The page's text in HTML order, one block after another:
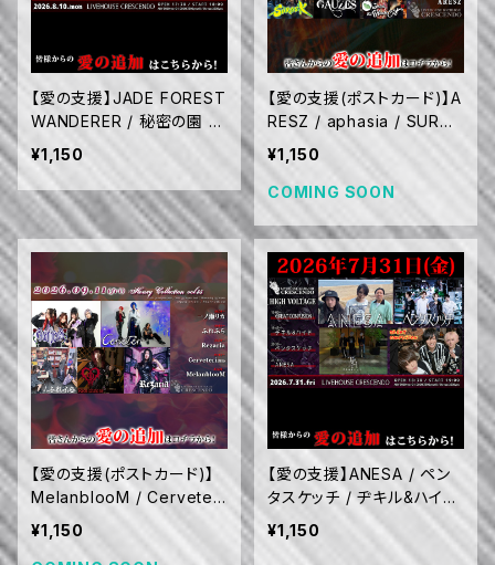
【愛の支援】JADE FOREST
WANDERER / 秘密の園 /
Keiji.K / MEGANOIZE / 小
4ギタリストそうちゃん (8/1
0)
¥1,150
【愛の支援(ポストカード)】A
RESZ / aphasia / SURG
E'K / GAUZES(名古屋) /
Orimuh the Black Cat
(9/12)
¥1,150
COMING SOON
【愛の支援(ポストカード)】
MelanblooM / Cerveteri
(群馬) / Rezaria / ふれふ
ら / 一ノ瀬リカ (9/11)
¥1,150
【愛の支援】ANESA / ペン
タスケッチ / ヂキル&ハイド
/ GREAT CONFUSION
(7/31)
¥1,150